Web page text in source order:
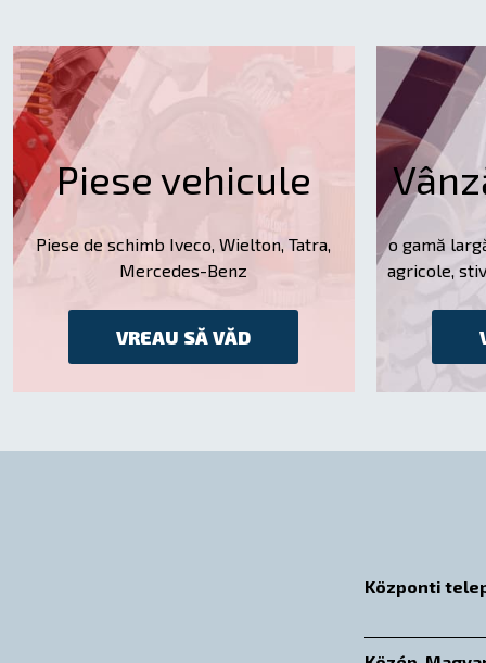
Piese vehicule
Piese de schimb Iveco, Wielton, Tatra,
Mercedes-Benz
VREAU SĂ VĂD
o gamă
agricole,
Központi